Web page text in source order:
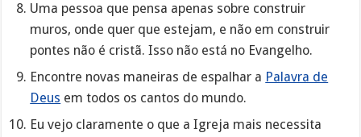
Uma pessoa que pensa apenas sobre construir
muros, onde quer que estejam, e não em construir
pontes não é cristã. Isso não está no Evangelho.
Encontre novas maneiras de espalhar a Palavra de
Deus em todos os cantos do mundo.
Eu vejo claramente o que a Igreja mais necessita